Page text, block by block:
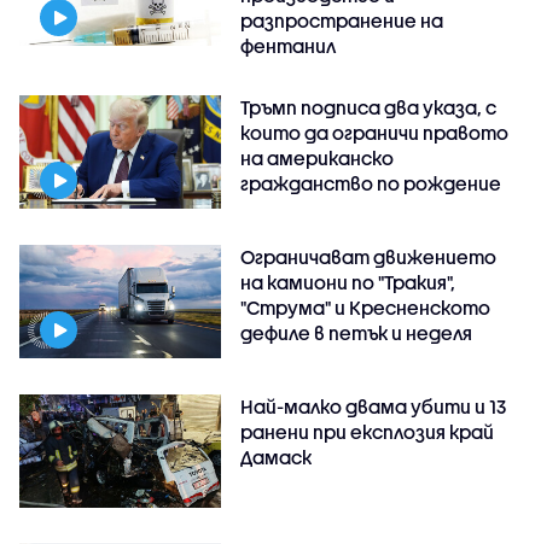
разпространение на
фентанил
Тръмп подписа два указа, с
които да ограничи правото
на американско
гражданство по рождение
Ограничават движението
на камиони по "Тракия",
"Струма" и Кресненското
дефиле в петък и неделя
Най-малко двама убити и 13
ранени при експлозия край
Дамаск